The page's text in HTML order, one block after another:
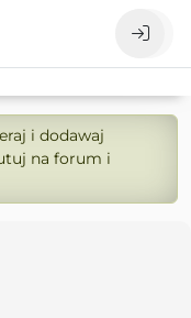
i dodawaj
na forum i